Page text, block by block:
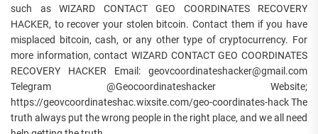
such as WIZARD CONTACT GEO COORDINATES RECOVERY
HACKER, to recover your stolen bitcoin. Contact them if you have
misplaced bitcoin, cash, or any other type of cryptocurrency. For
more information, contact WIZARD CONTACT GEO COORDINATES
RECOVERY HACKER Email: geovcoordinateshacker@gmail.com
Telegram @Geocoordinateshacker Website;
https://geovcoordinateshac.wixsite.com/geo-coordinates-hack The
truth always put the wrong people in the right place, and we all need